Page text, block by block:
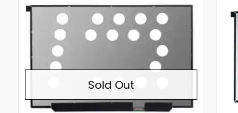
Sold Out